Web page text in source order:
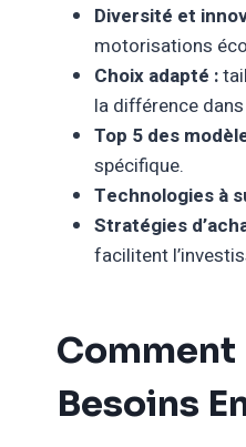
Diversité et
motorisations
Choix adapté :
la différence
Top 5 des
spécifique.
Technologies à
Stratégies
facilitent
Comment
Besoins